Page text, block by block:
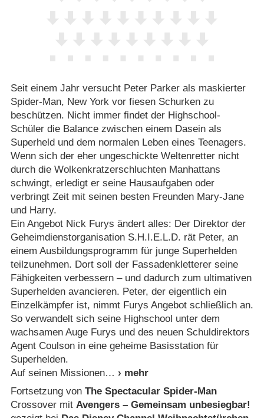
Seit einem Jahr versucht Peter Parker als maskierter
Spider-Man, New York vor fiesen Schurken zu
beschützen. Nicht immer findet der Highschool-
Schüler die Balance zwischen einem Dasein als
Superheld und dem normalen Leben eines Teenagers.
Wenn sich der eher ungeschickte Weltenretter nicht
durch die Wolkenkratzerschluchten Manhattans
schwingt, erledigt er seine Hausaufgaben oder
verbringt Zeit mit seinen besten Freunden Mary-Jane
und Harry.
Ein Angebot Nick Furys ändert alles: Der Direktor der
Geheimdienstorganisation S.H.I.E.L.D. rät Peter, an
einem Ausbildungsprogramm für junge Superhelden
teilzunehmen. Dort soll der Fassadenkletterer seine
Fähigkeiten verbessern – und dadurch zum ultimativen
Superhelden avancieren. Peter, der eigentlich ein
Einzelkämpfer ist, nimmt Furys Angebot schließlich an.
So verwandelt sich seine Highschool unter dem
wachsamen Auge Furys und des neuen Schuldirektors
Agent Coulson in eine geheime Basisstation für
Superhelden.
Auf seinen Missionen
Fortsetzung von The Spectacular Spider-Man
Crossover mit Avengers – Gemeinsam unbesiegbar!